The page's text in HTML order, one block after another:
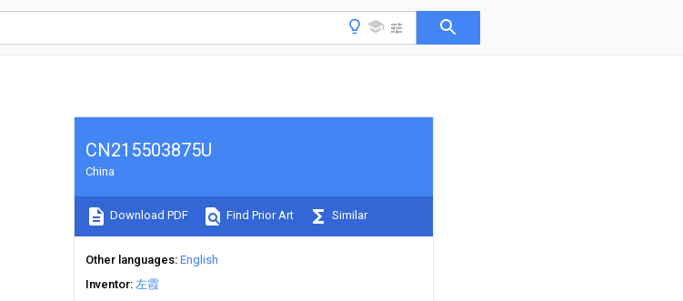
CN215503875U
China
Download PDF Find Prior Art Similar
Other languages English
Inventor 左霞